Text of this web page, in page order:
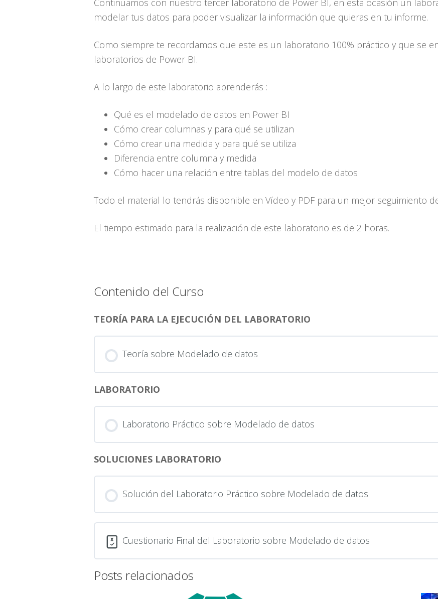
Continuamos con nuestro tercer laboratorio de Power BI, en esta ocasión un
modelar tus datos para poder visualizar la información que quieras en tu informe.
Como siempre te recordamos que este es un laboratorio 100% práctico y que se
laboratorios de Power BI.
A lo largo de este laboratorio aprenderás :
Qué es el modelado de datos en Power BI
Cómo crear columnas y para qué se utilizan
Cómo crear una medida y para qué se utiliza
Diferencia entre columna y medida
Cómo hacer una relación entre tablas del modelo de datos
Todo el material lo tendrás disponible en Vídeo y PDF para un mejor seguimiento
El tiempo estimado para la realización de este laboratorio es de 2 horas.
Contenido del Curso
TEORÍA PARA LA EJECUCIÓN DEL LABORATORIO
Teoría sobre Modelado de datos
LABORATORIO
Laboratorio Práctico sobre Modelado de datos
SOLUCIONES LABORATORIO
Solución del Laboratorio Práctico sobre Modelado de datos
Cuestionario Final del Laboratorio sobre Modelado de datos
Posts relacionados